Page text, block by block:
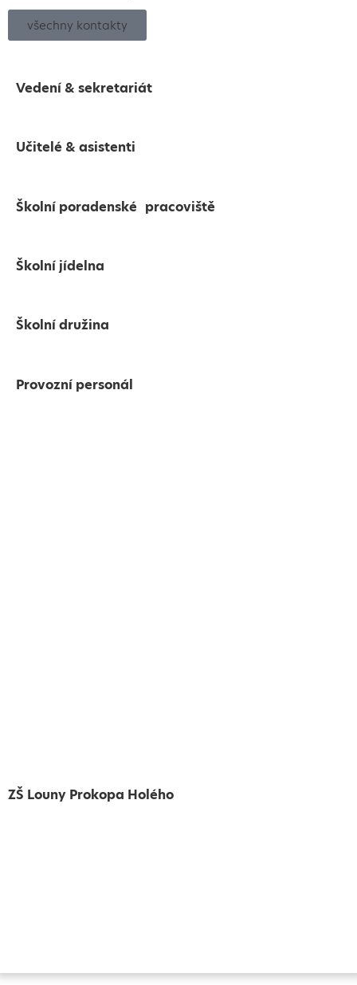
všechny kontakty
Vedení & sekretariát
Učitelé & asistenti
Školní poradenské pracoviště
Školní jídelna
Školní družina
Provozní personál
ZŠ Louny Prokopa Holého